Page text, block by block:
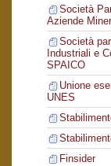
Società
Aziende
Società
Industriali e
SPAICO
Unione
UNES
Finsider